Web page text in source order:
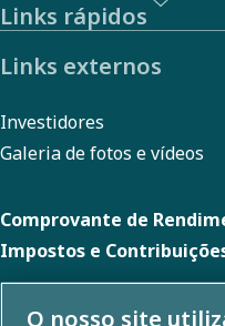
Links rápidos
Links externos
Investidores
Galeria de fotos e vídeos
Comprovante de
Impostos e
O nosso site